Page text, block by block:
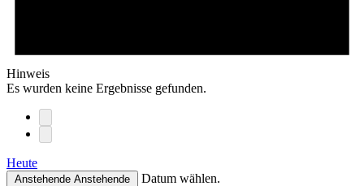
Hinweis
Es wurden keine Ergebnisse gefunden.
Heute
Anstehende Anstehende Datum wählen.